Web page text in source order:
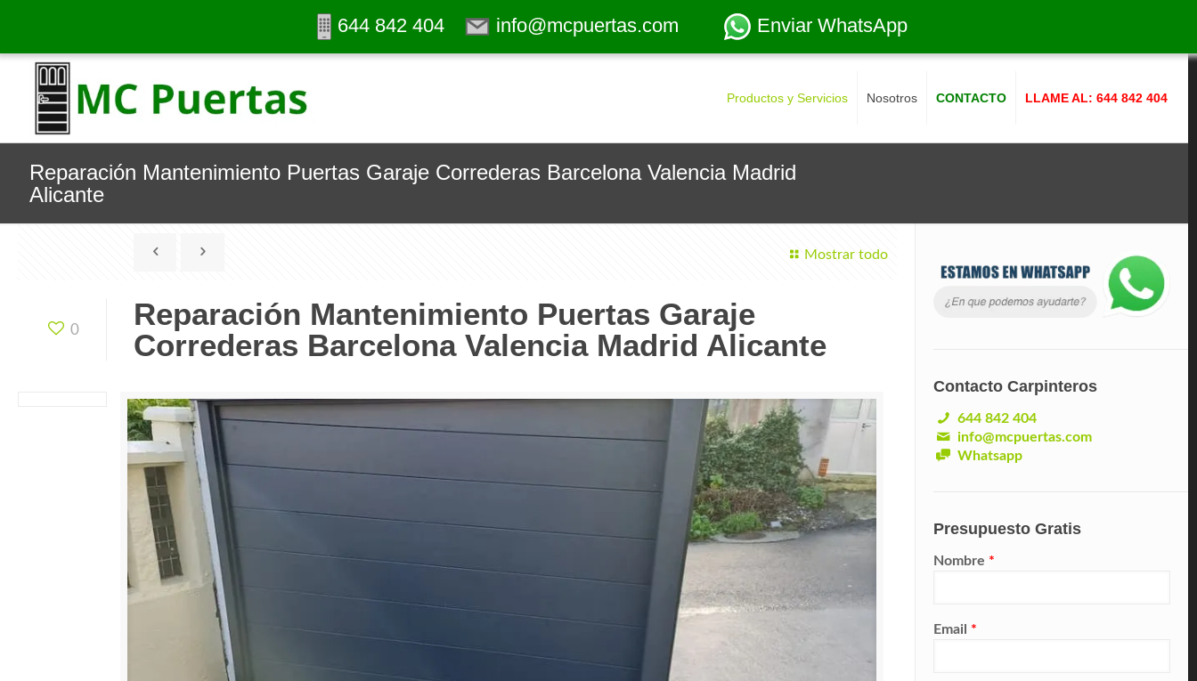
644 842 404 info@mcpuertas.com Enviar WhatsApp
Productos y Servicios Nosotros CONTACTO LLAME AL: 644 842 404
Reparación Mantenimiento Puertas Garaje Correderas Barcelona Valencia Madrid
Alicante
Mostrar todo
0
Reparación Mantenimiento Puertas Garaje
Correderas Barcelona Valencia Madrid Alicante
Contacto Carpinteros
644 842 404
info@mcpuertas.com
Whatsapp
Presupuesto Gratis
Nombre *
Email *